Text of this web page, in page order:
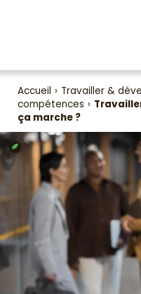
Accueil › Travailler &
compétences ›
ça marche ?